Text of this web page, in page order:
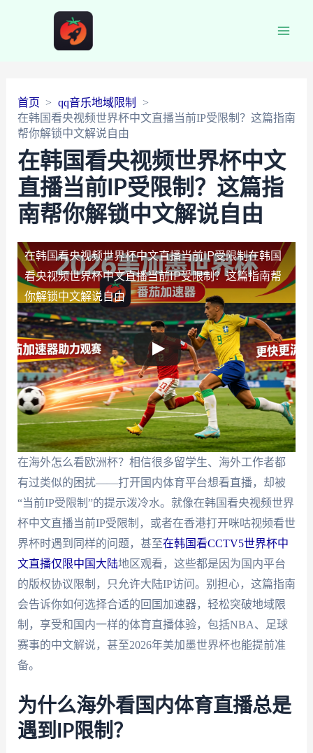
首页
qq音乐地域限制
在韩国看央视频世界杯中文直播当前IP受限制？这篇指南
帮你解锁中文解说自由
在韩国看央视频世界杯中文
直播当前IP受限制？这篇指
南帮你解锁中文解说自由
在韩国看央视频世界杯中文直播当前IP受限制在韩国
看央视频世界杯中文直播当前IP受限制？这篇指南帮
你解锁中文解说自由
在海外怎么看欧洲杯？相信很多留学生、海外工作者都
有过类似的困扰——打开国内体育平台想看直播，却被
“当前IP受限制”的提示泼冷水。就像在韩国看央视频世界
杯中文直播当前IP受限制，或者在香港打开咪咕视频看世
界杯时遇到同样的问题，甚至在韩国看CCTV5世界杯中
文直播仅限中国大陆地区观看，这些都是因为国内平台
的版权协议限制，只允许大陆IP访问。别担心，这篇指南
会告诉你如何选择合适的回国加速器，轻松突破地域限
制，享受和国内一样的体育直播体验，包括NBA、足球
赛事的中文解说，甚至2026年美加墨世界杯也能提前准
备。
为什么海外看国内体育直播总是
遇到IP限制？